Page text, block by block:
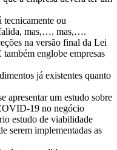
tecnicamente ou
mas,…. mas,….
na versão final da Lei
englobe empresas
já existentes quanto
apresentar um estudo sobre
19 no negócio
estudo de viabilidade
serem implementadas as